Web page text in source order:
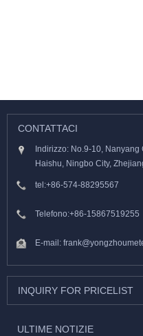
CONTATTACI
Indirizzo: No.9-10,
Haishu, Ningbo City,
tel:+86-574-88295567
Telefono:+86-15867519255
E-mail:
INQUIRY FOR PRICELIST
ULTIME NOTIZIE